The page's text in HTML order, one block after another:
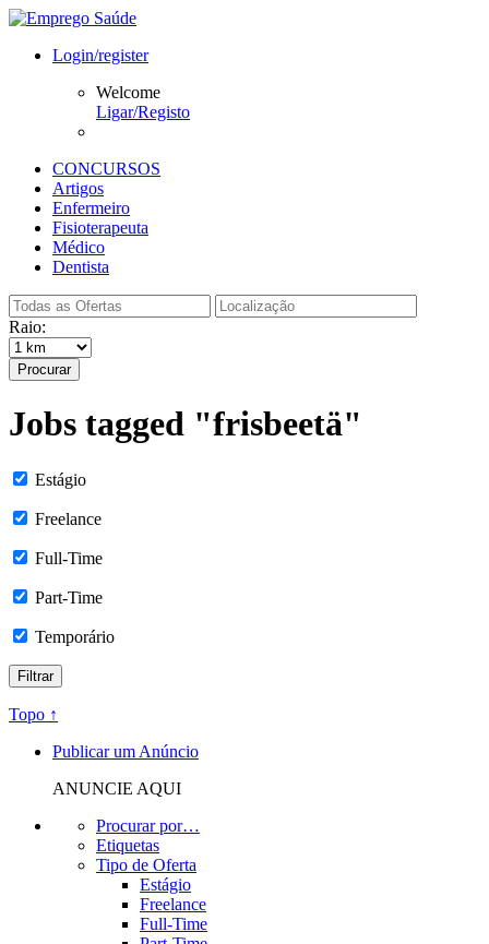
Login/register
Welcome
Ligar/Registo
CONCURSOS
Artigos
Enfermeiro
Fisioterapeuta
Médico
Dentista
Raio:
Procurar
Jobs tagged "frisbeetä"
Estágio
Freelance
Full-Time
Part-Time
Temporário
Topo ↑
Publicar um Anúncio
ANUNCIE AQUI
Procurar por…
Etiquetas
Tipo de Oferta
Estágio
Freelance
Full-Time